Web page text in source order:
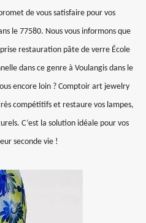
de vous satisfaire pour vos
le 77580. Nous vous informons que
restauration pâte de verre École
dans ce genre à Voulangis dans le
encore loin ? Comptoir art jewelry
compétitifs et restaure vos lampes,
C’est la solution idéale pour vos
seconde vie !